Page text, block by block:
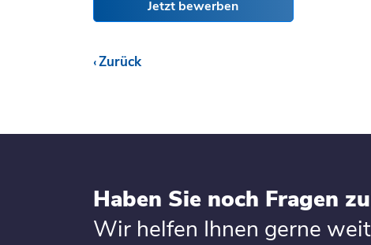
Jetzt bewerben
Zurück
Haben Sie noch Fragen
Wir helfen Ihnen gerne